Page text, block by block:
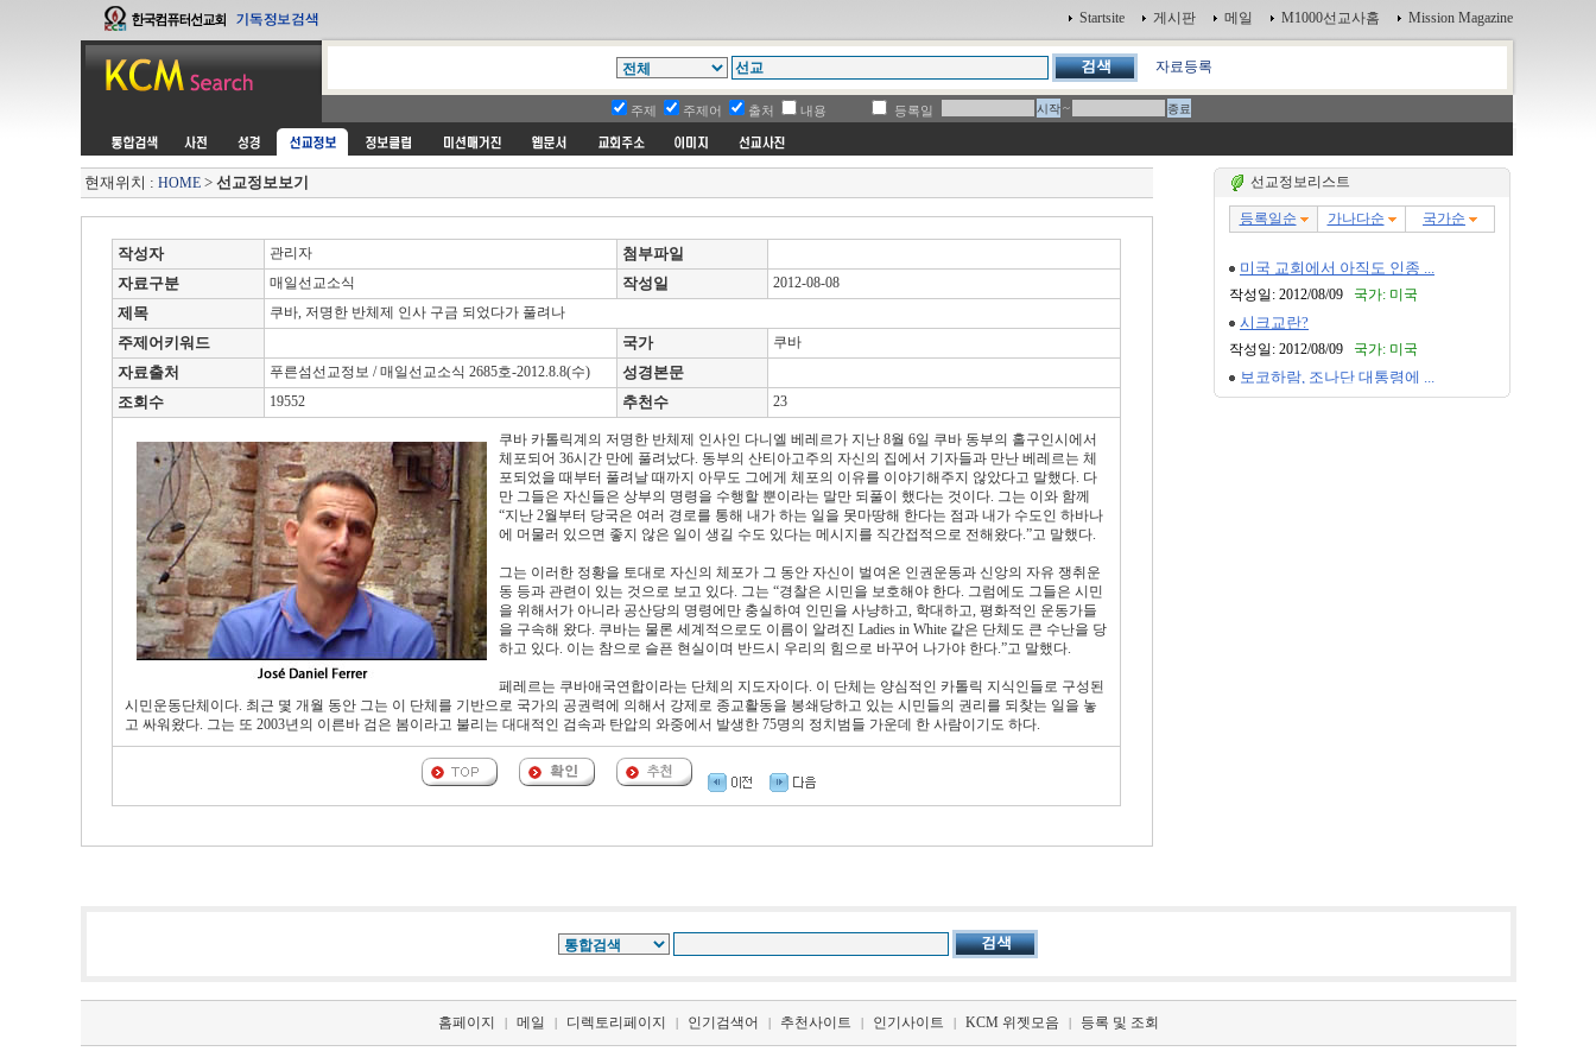
Startsite 게시판 메일 M1000선교사홈 Mission Magazine
자료등록
주제 주제어 출처 내용 등록일 ~
현재위치 : HOME> 선교정보보기
작성자 관리자
첨부파일
자료구분
매일선교소식 작성일 2012-08-08
제목 쿠바, 저명한 반체제 인사 구금 되었다가 풀려나
주제어키워드 국가 쿠바
자료출처 푸른섬선교정보 / 매일선교소식 2685호-2012.8.8(수)
성경본문
조회수
19552 추천수 23
쿠바 카톨릭계의 저명한 반체제 인사인 다니엘 베레르가 지난 8월 6일 쿠바 동부의 홀구인시에서
체포되어 36시간 만에 풀려났다. 동부의 산티아고주의 자신의 집에서 기자들과 만난 베레르는 체
포되었을 때부터 풀려날 때까지 아무도 그에게 체포의 이유를 이야기해주지 않았다고 말했다. 다
만 그들은 자신들은 상부의 명령을 수행할 뿐이라는 말만 되풀이 했다는 것이다. 그는 이와 함께
“지난 2월부터 당국은 여러 경로를 통해 내가 하는 일을 못마땅해 한다는 점과 내가 수도인 하바나
에 머물러 있으면 좋지 않은 일이 생길 수도 있다는 메시지를 직간접적으로 전해왔다.”고 말했다.
그는 이러한 정황을 토대로 자신의 체포가 그 동안 자신이 벌여온 인권운동과 신앙의 자유 쟁취운
동 등과 관련이 있는 것으로 보고 있다. 그는 “경찰은 시민을 보호해야 한다. 그럼에도 그들은 시민
을 위해서가 아니라 공산당의 명령에만 충실하여 인민을 사냥하고, 학대하고, 평화적인 운동가들
을 구속해 왔다. 쿠바는 물론 세계적으로도 이름이 알려진 Ladies in White 같은 단체도 큰 수난을 당
하고 있다. 이는 참으로 슬픈 현실이며 반드시 우리의 힘으로 바꾸어 나가야 한다.”고 말했다.
페레르는 쿠바애국연합이라는 단체의 지도자이다. 이 단체는 양심적인 카톨릭 지식인들로 구성된
시민운동단체이다. 최근 몇 개월 동안 그는 이 단체를 기반으로 국가의 공권력에 의해서 강제로 종교활동을 봉쇄당하고 있는 시민들의 권리를 되찾는 일을 놓
고 싸워왔다. 그는 또 2003년의 이른바 검은 봄이라고 불리는 대대적인 검속과 탄압의 와중에서 발생한 75명의 정치범들 가운데 한 사람이기도 하다.
선교정보리스트
홈페이지 | 메일 | 디렉토리페이지 | 인기검색어 | 추천사이트 | 인기사이트 | KCM 위젯모음 | 등록 및 조회